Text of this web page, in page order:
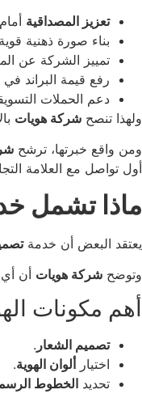
تعزيز المصداقية
بناء صورة ذهنية
تمييز الشركة عن
رفع قيمة البراند
دعم الحملات
ولهذا تنصح شركة هويات
ومن واقع خبرتها، ترشح
أول تواصل مع العلامة
ماذا تشمل
يعتقد البعض أن خدمة
وتوضح شركة هويات أن
أهم مكونات
تصميم الشعار .
اختيار ألوان الهوية.
تحديد الخطوط